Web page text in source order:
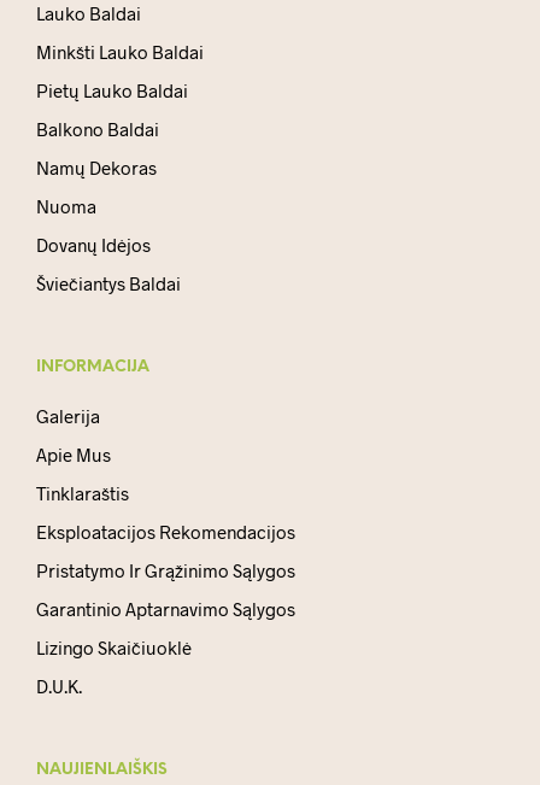
Lauko Baldai
Minkšti Lauko Baldai
Pietų Lauko Baldai
Balkono Baldai
Namų Dekoras
Nuoma
Dovanų Idėjos
Šviečiantys Baldai
INFORMACIJA
Galerija
Apie Mus
Tinklaraštis
Eksploatacijos Rekomendacijos
Pristatymo Ir Grąžinimo Sąlygos
Garantinio Aptarnavimo Sąlygos
Lizingo Skaičiuoklė
D.U.K.
NAUJIENLAIŠKIS